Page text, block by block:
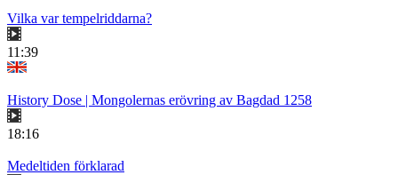
Vilka var tempelriddarna?
11:39
History Dose | Mongolernas erövring av Bagdad 1258
18:16
Medeltiden förklarad